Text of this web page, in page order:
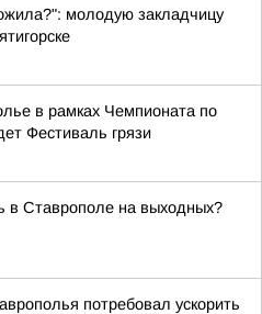
молодую закладчицу
в рамках Чемпионата по
Фестиваль грязи
в Ставрополе на выходных?
потребовал ускорить